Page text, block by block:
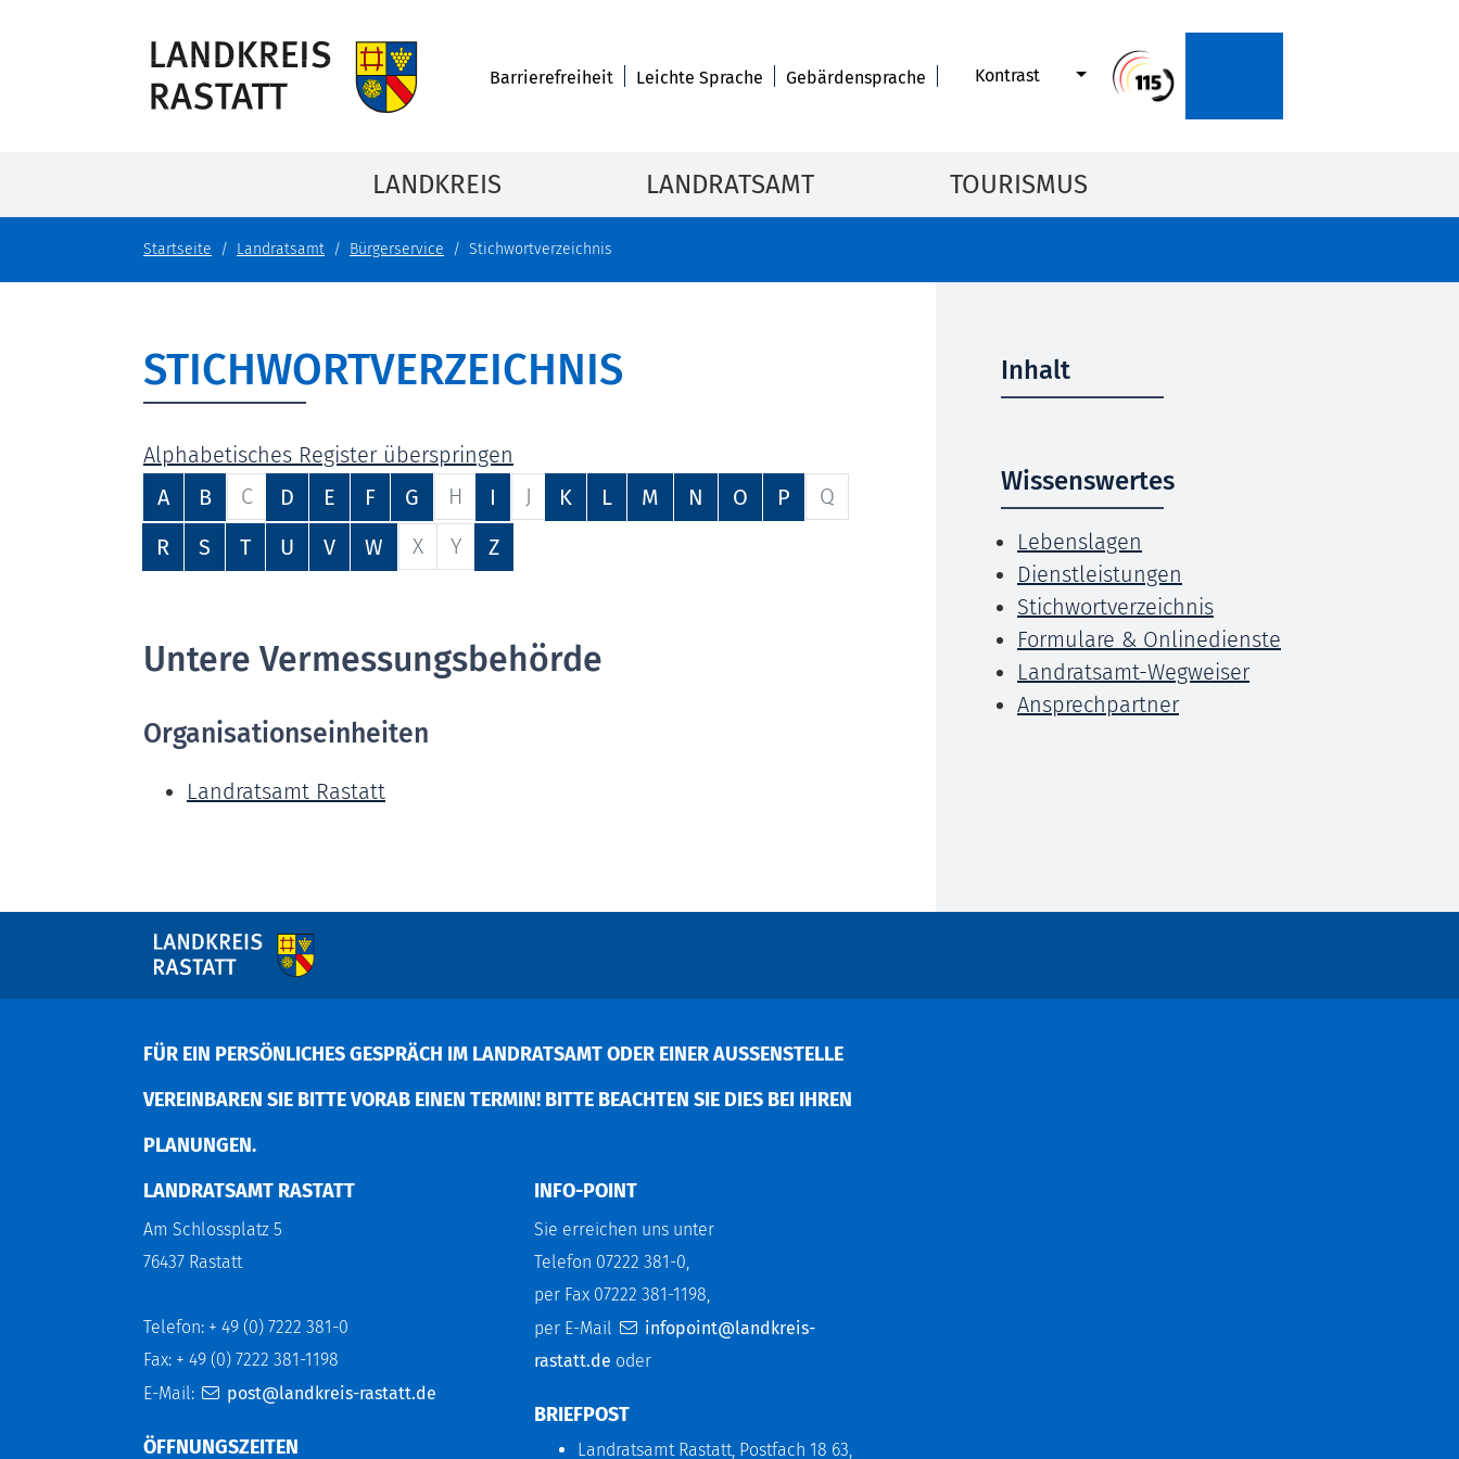
Barrierefreiheit Leichte Sprache Gebärdensprache Kontrast
LANDKREIS LANDRATSAMT TOURISMUS
Startseite Landratsamt Bürgerservice Stichwortverzeichnis
STICHWORTVERZEICHNIS
Alphabetisches Register überspringen
A
B C D E F G H I J K L M N O P
Q
R
S T U V W X Y Z
Untere Vermessungsbehörde
Organisationseinheiten
Landratsamt Rastatt
Inhalt
Wissenswertes
Lebenslagen
Dienstleistungen
Stichwortverzeichnis
Formulare & Onlinedienste
Landratsamt-Wegweiser
Ansprechpartner
FÜR EIN PERSÖNLICHES GESPRÄCH IM LANDRATSAMT ODER EINER AUSSENSTELLE V
EREINBAREN SIE BITTE VORAB EINEN TERMIN! BITTE BEACHTEN SIE DIES BEI IHREN P
LANUNGEN.
LANDRATSAMT RASTATT
Am Schlossplatz 5
76437 Rastatt
Telefon: + 49 (0) 7222 381-0
Fax: + 49 (0) 7222 381-1198
E-Mail:
post@landkreis-rastatt.de
ÖFFNUNGSZEITEN
INFO-POINT
Sie erreichen uns unter
Telefon 07222 381-0,
per Fax 07222 381-1198,
per E-Mail
infopoint@landkreis-
rastatt.de oder
BRIEFPOST
Landratsamt Rastatt, Postfach 18 63,